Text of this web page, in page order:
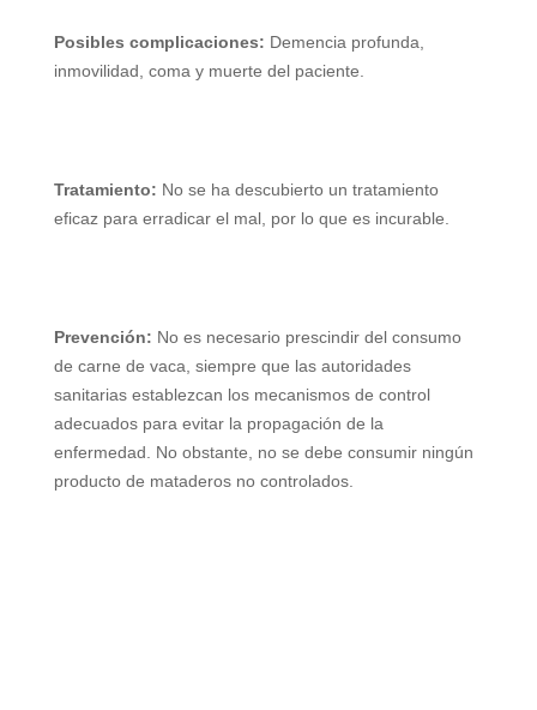
Posibles complicaciones: Demencia profunda,
inmovilidad, coma y muerte del paciente.
Tratamiento: No se ha descubierto un tratamiento
eficaz para erradicar el mal, por lo que es incurable.
Prevención: No es necesario prescindir del consumo
de carne de vaca, siempre que las autoridades
sanitarias establezcan los mecanismos de control
adecuados para evitar la propagación de la
enfermedad. No obstante, no se debe consumir ningún
producto de mataderos no controlados.